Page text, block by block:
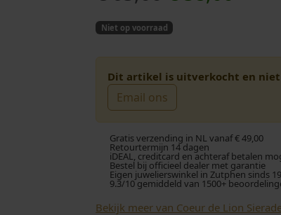
o
r
s
p
r
o
n
i
d
g
e
Niet op voorraad
Dit artikel is uitverkocht en
Email ons
Gratis verzending in NL vanaf € 49,00
Retourtermijn 14 dagen
iDEAL, creditcard en achteraf betalen
Bestel bij officieel dealer met garantie
Eigen juwelierswinkel in Zutphen sinds
9.3/10 gemiddeld van 1500+
Bekijk meer van Coeur de Lion